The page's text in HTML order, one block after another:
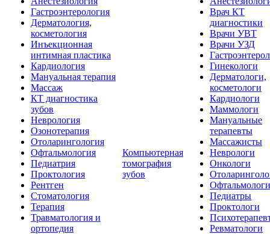
Гастроэнтерология
Дерматология,
косметология
Инъекционная
интимная пластика
Кардиология
Мануальная терапия
Массаж
КТ диагностика
зубов
Неврология
Озонотерапия
Отоларингология
Офтальмология
Педиатрия
Проктология
Рентген
Стоматология
Терапия
Травматология и
ортопедия
Компьютерная
томография
зубов
Врач КТ
диагностики
Врачи УВТ
Врачи УЗД
Гинекологи
Дерматологи,
косметологи
Кардиологи
Маммологи
Мануальные
терапевты
Массажисты
Неврологи
Онкологи
Офтальмологи
Педиатры
Проктологи
Ревматологи